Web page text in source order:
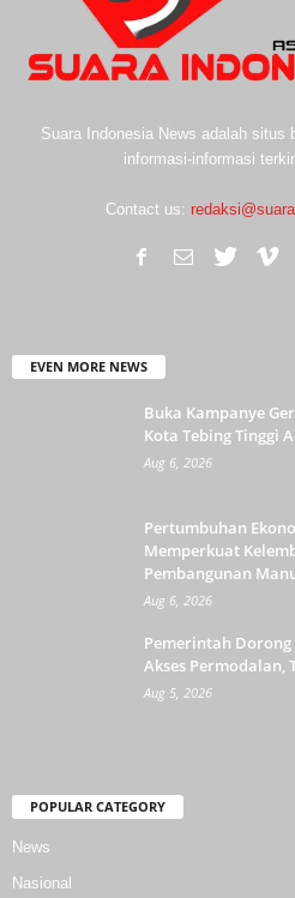
Suara Indonesia News adalah situs
informasi-informasi
Contact us:
EVEN MORE NEWS
Buka Kampanye
Kota Tebing Tinggi
Aug 6, 2026
Pertumbuhan
Memperkuat
Pembangunan
Aug 6, 2026
Pemerintah
Akses Permodalan,
Aug 5, 2026
POPULAR CATEGORY
News
Nasional